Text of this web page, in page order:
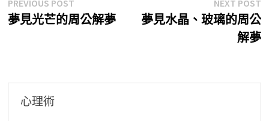
文
章
PREVIOUS POST
post:
夢見光芒的周公解夢
NEXT POST
夢見水晶、玻璃的周公
解夢
心理術